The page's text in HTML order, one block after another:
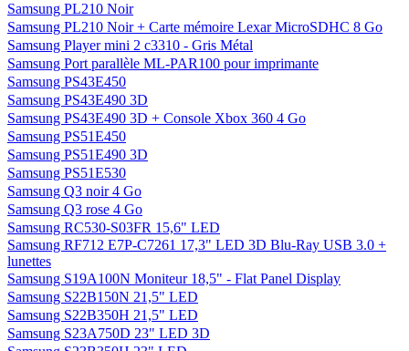
Samsung PL210 Noir
Samsung PL210 Noir + Carte mémoire Lexar MicroSDHC 8 Go
Samsung Player mini 2 c3310 - Gris Métal
Samsung Port parallèle ML-PAR100 pour imprimante
Samsung PS43E450
Samsung PS43E490 3D
Samsung PS43E490 3D + Console Xbox 360 4 Go
Samsung PS51E450
Samsung PS51E490 3D
Samsung PS51E530
Samsung Q3 noir 4 Go
Samsung Q3 rose 4 Go
Samsung RC530-S03FR 15,6" LED
Samsung RF712 E7P-C7261 17,3" LED 3D Blu-Ray USB 3.0 +
lunettes
Samsung S19A100N Moniteur 18,5" - Flat Panel Display
Samsung S22B150N 21,5" LED
Samsung S22B350H 21,5" LED
Samsung S23A750D 23" LED 3D